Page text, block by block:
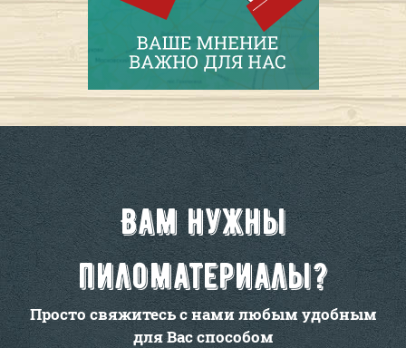
Вам нужны
пиломатериалы?
Просто свяжитесь с нами любым удобным
для Вас способом